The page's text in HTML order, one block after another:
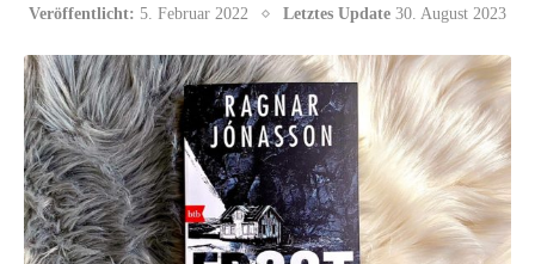
Veröffentlicht: 5. Februar 2022 Letztes Update 30. August 2023